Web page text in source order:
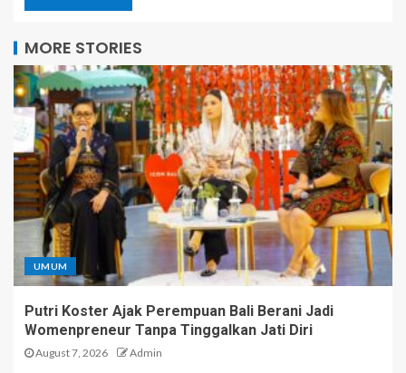
MORE STORIES
UMUM
Putri Koster Ajak Perempuan Bali Berani Jadi
Womenpreneur Tanpa Tinggalkan Jati Diri
August 7, 2026 Admin